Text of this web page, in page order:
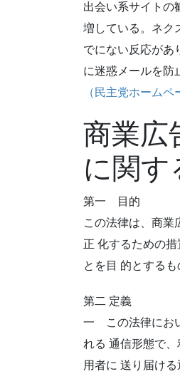
出会い系サイトの
増している。ネク
でにない反応があ
に迷惑メールを防
（民主党ホームペ
商業広
に関す
第一 目的
この法律は、商業
正 化するための
とを目 的とするも
第二 定義
一 この法律にお
れる 通信形態で
用者に 送り届ける